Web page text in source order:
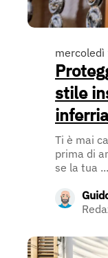
stile
Ti è mai
prima di
se la tua ...